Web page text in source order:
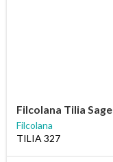
Filcolana Tilia Sage
Filcolana
TILIA 327